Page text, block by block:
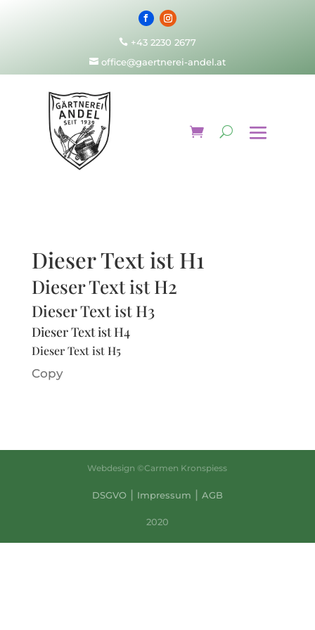
 +43 2230 2677
office@gaertnerei-andel.at
Dieser Text ist H1
Dieser Text ist H2
Dieser Text ist H3
Dieser Text ist H4
Dieser Text ist H5
Copy
Webdesign ©Carmen Kronspiess
DSGVO| Impressum | AGB
2020